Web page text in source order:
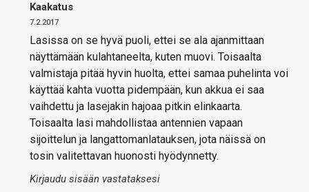
Kaakatus
7.2.2017
Lasissa on se hyvä puoli, ettei se ala ajanmittaan
näyttämään kulahtaneelta, kuten muovi. Toisaalta
valmistaja pitää hyvin huolta, ettei samaa puhelinta voi
käyttää kahta vuotta pidempään, kun akkua ei saa
vaihdettu ja lasejakin hajoaa pitkin elinkaarta.
Toisaalta lasi mahdollistaa antennien vapaan
sijoittelun ja langattomanlatauksen, jota näissä on
tosin valitettavan huonosti hyödynnetty.
Kirjaudu sisään vastataksesi